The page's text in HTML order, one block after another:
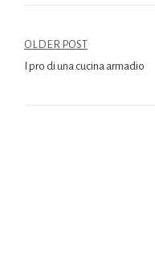
OLDER POST
I pro di una cucina armadio